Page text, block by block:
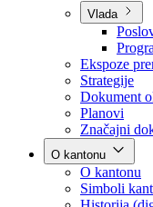
Vlada
Ekspoze
Strategije
Dokument
Planovi
Značajni
O kantonu